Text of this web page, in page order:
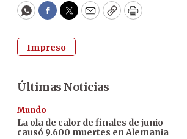
WhatsApp
Facebook
Twitter
EmailCopyPrint
Impreso
Últimas Noticias
Mundo
La ola de calor de finales de junio
causó 9.600 muertes en Alemania